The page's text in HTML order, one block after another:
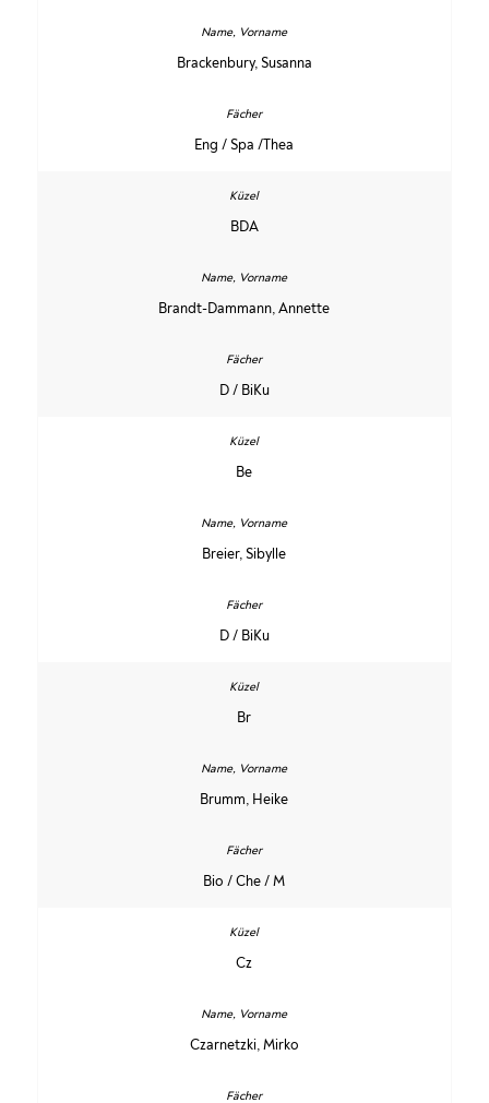
Brackenbury, Susanna
Eng / Spa /Thea
BDA
Brandt-Dammann, Annette
D / BiKu
Be
Breier, Sibylle
D / BiKu
Br
Brumm, Heike
Bio / Che / M
Cz
Czarnetzki, Mirko